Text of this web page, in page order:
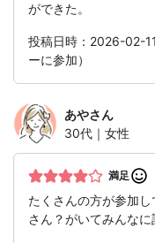
ができた。
投稿日時：2026-02-
ーに参加）
あやさん
30代｜女性
満足
たくさんの方が参加
さん？がいてみんなに